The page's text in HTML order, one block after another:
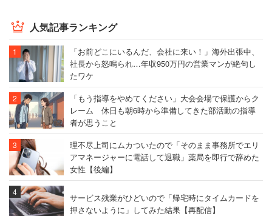
人気記事ランキング
「お前どこにいるんだ、会社に来い！」海外出張中、
社長から怒鳴られ…年収950万円の営業マンが絶句し
たワケ
「もう指導をやめてください」大会会場で保護からク
レーム 休日も朝6時から準備してきた部活動の指導
者が思うこと
理不尽上司にムカついたので「そのまま事務所でエリ
アマネージャーに電話して退職」薬局を即行で辞めた
女性【後編】
サービス残業がひどいので「帰宅時にタイムカードを
押さないように」してみた結果【再配信】